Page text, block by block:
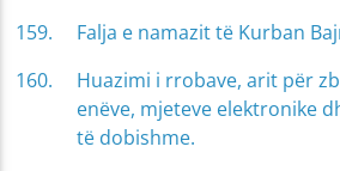
Falja e namazit të Kurban
Huazimi i rrobave, arit për
enëve, mjeteve elektronike
të dobishme.